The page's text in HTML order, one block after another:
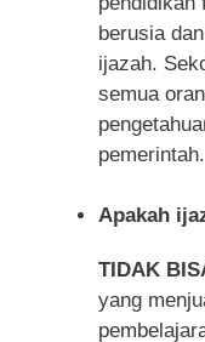
berusia
ijazah.
semua
pemerintah.
Apakah
TIDAK
yang